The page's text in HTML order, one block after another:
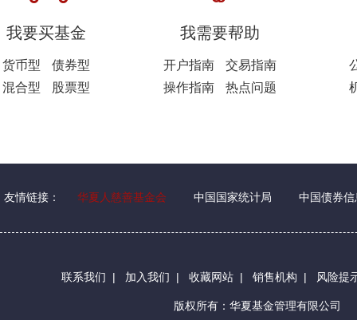
我要买基金
货币型
债券型
混合型
股票型
我需要帮助
开户指南
交易指南
操作指南
热点问题
友情链接： 华夏人慈善基金会 中国国家统计局 中国债券信
联系我们 | 加入我们 | 收藏网站 | 销售机构 | 风险提
版权所有：华夏基金管理有限公司